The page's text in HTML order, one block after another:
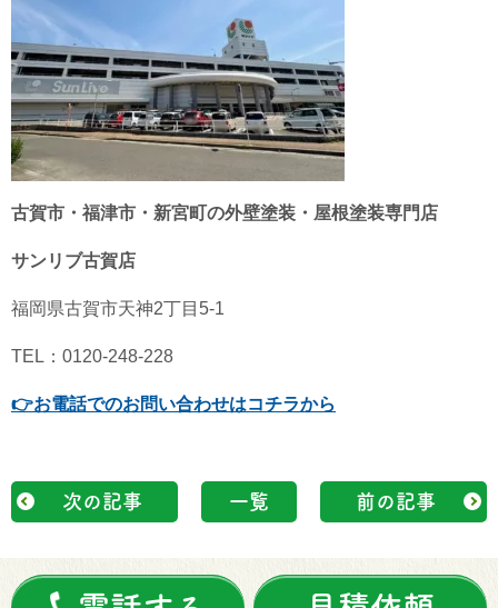
古賀市・福津市・新宮町の外壁塗装・屋根塗装専門店
サンリブ古賀店
福岡県古賀市天神2丁目5-1
TEL：0120-248-228
👉お電話でのお問い合わせはコチラから
次の記事 一覧 前の記事